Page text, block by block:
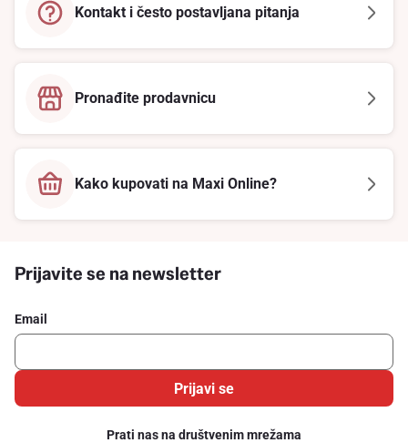
Kontakt i često postavljana pitanja
Pronađite prodavnicu
Kako kupovati na Maxi Online?
Prijavite se na newsletter
Email
Prijavi se
Prati nas na društvenim mrežama